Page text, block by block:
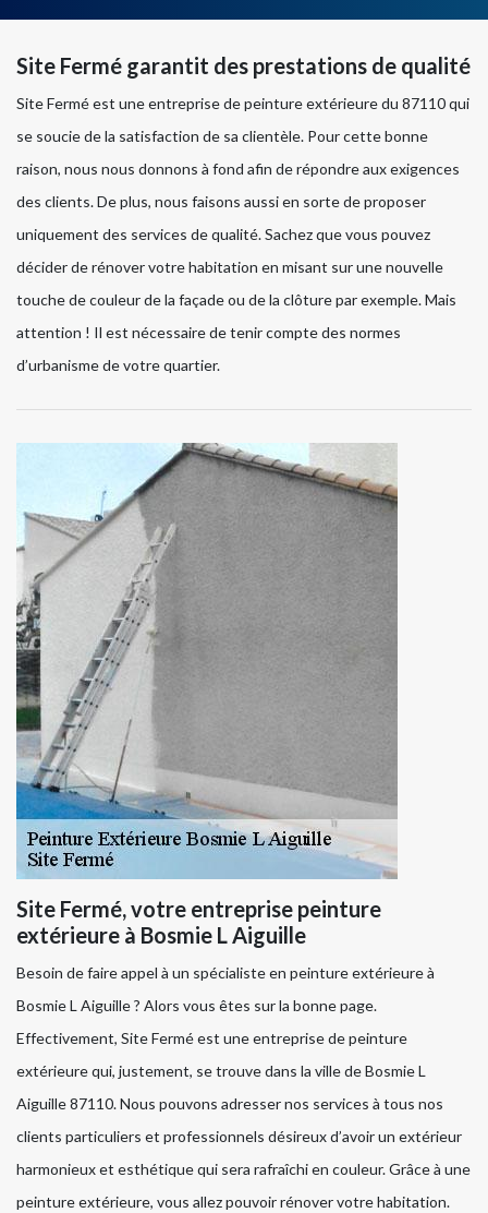
Site Fermé garantit des prestations de qualité
Site Fermé est une entreprise de peinture extérieure du 87110 qui
se soucie de la satisfaction de sa clientèle. Pour cette bonne
raison, nous nous donnons à fond afin de répondre aux exigences
des clients. De plus, nous faisons aussi en sorte de proposer
uniquement des services de qualité. Sachez que vous pouvez
décider de rénover votre habitation en misant sur une nouvelle
touche de couleur de la façade ou de la clôture par exemple. Mais
attention ! Il est nécessaire de tenir compte des normes
d’urbanisme de votre quartier.
Site Fermé, votre entreprise peinture
extérieure à Bosmie L Aiguille
Besoin de faire appel à un spécialiste en peinture extérieure à
Bosmie L Aiguille ? Alors vous êtes sur la bonne page.
Effectivement, Site Fermé est une entreprise de peinture
extérieure qui, justement, se trouve dans la ville de Bosmie L
Aiguille 87110. Nous pouvons adresser nos services à tous nos
clients particuliers et professionnels désireux d’avoir un extérieur
harmonieux et esthétique qui sera rafraîchi en couleur. Grâce à une
peinture extérieure, vous allez pouvoir rénover votre habitation.